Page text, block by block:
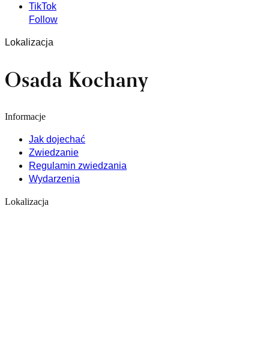
TikTok
Follow
Lokalizacja
Osada Kochany
Informacje
Jak dojechać
Zwiedzanie
Regulamin zwiedzania
Wydarzenia
Lokalizacja